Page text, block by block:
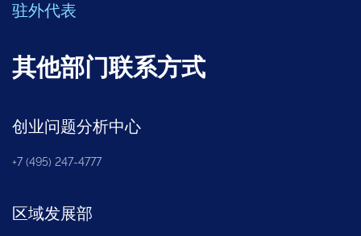
驻外代表
其他部门联系方式
创业问题分析中心
+7 (495) 247-4777
区域发展部